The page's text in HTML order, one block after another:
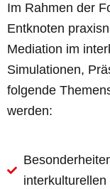
Im Rahmen der
Entknoten
Mediation im
Simulationen,
folgende
werden:
interkulturellen